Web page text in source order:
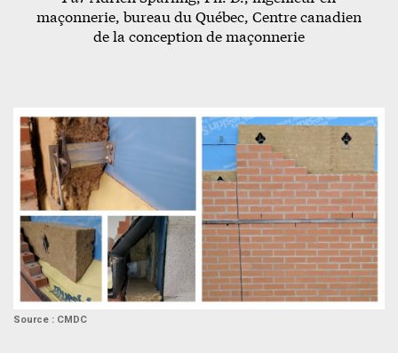
maçonnerie, bureau du Québec, Centre canadien
de la conception de maçonnerie
Source : CMDC